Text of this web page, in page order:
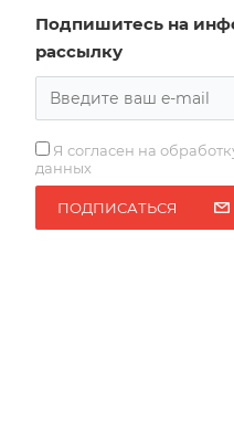
Подпишитесь на
рассылку
Я согласен на
данных
ПОДПИСАТЬСЯ